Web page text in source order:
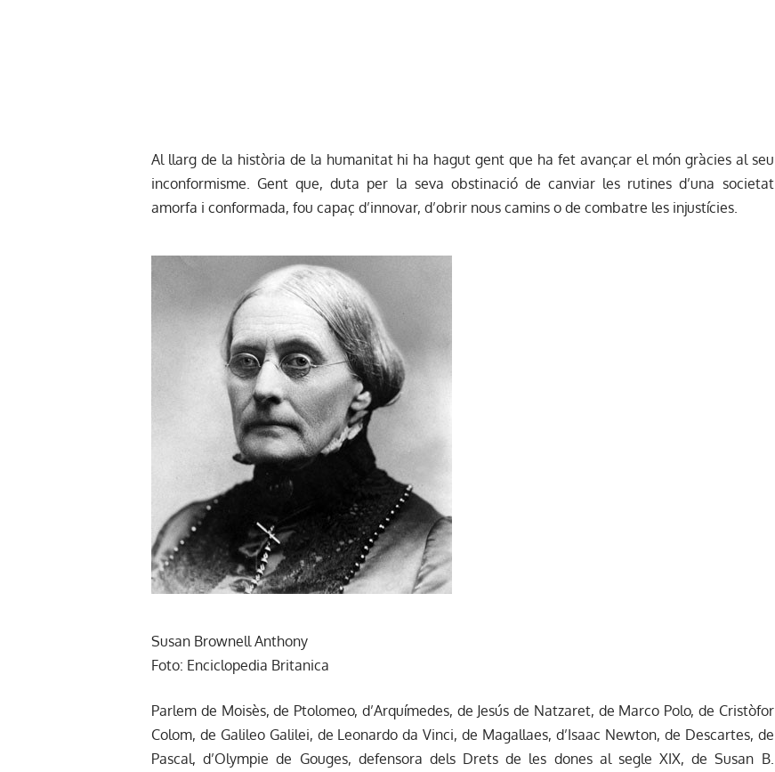
Al llarg de la història de la humanitat hi ha hagut gent que ha fet avançar el món gràcies al seu
inconformisme. Gent que, duta per la seva obstinació de canviar les rutines d’una societat
amorfa i conformada, fou capaç d’innovar, d’obrir nous camins o de combatre les injustícies.
Susan Brownell Anthony
Foto: Enciclopedia Britanica
Parlem de Moisès, de Ptolomeo, d’Arquímedes, de Jesús de Natzaret, de Marco Polo, de Cristòfor
Colom, de Galileo Galilei, de Leonardo da Vinci, de Magallaes, d’Isaac Newton, de Descartes, de
Pascal, d’Olympie de Gouges, defensora dels Drets de les dones al segle XIX, de Susan B.